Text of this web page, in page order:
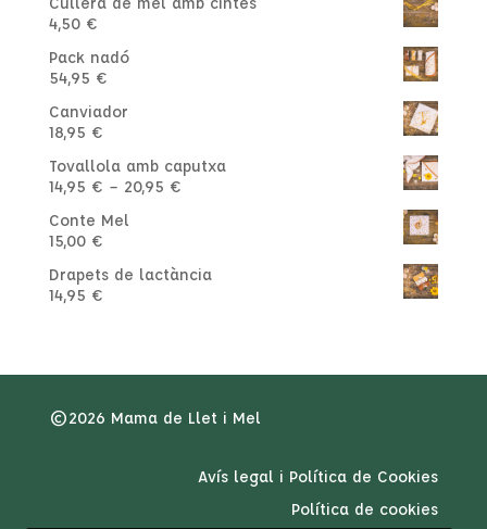
4,50 €
Pack nadó
54,95 €
Canviador
18,95 €
Tovallola amb caputxa
14,95 € – 20,95 €Interval
a
Conte Mel
15,00 €
Drapets de lactància
14,95 €
©2026 Mama de Llet i Mel
Avís legal i Política de Cookies
Política de cookies